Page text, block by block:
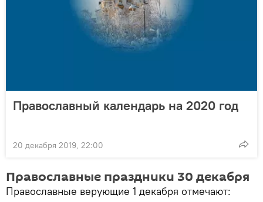
Православный календарь на 2020 год
20 декабря 2019, 22:00
Православные праздники 30 декабря
Православные верующие 1 декабря отмечают: